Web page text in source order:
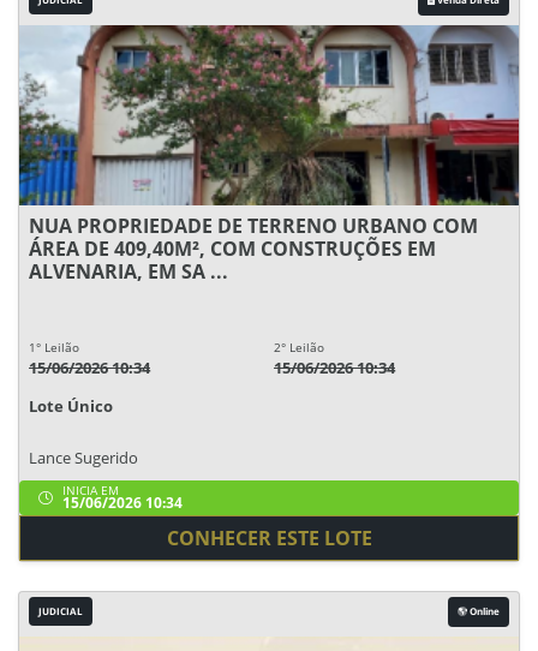
NUA PROPRIEDADE DE TERRENO URBANO COM
ÁREA DE 409,40M², COM CONSTRUÇÕES EM
ALVENARIA, EM SA ...
1° Leilão
15/06/2026 10:34
2° Leilão
15/06/2026 10:34
Lote Único
Lance Sugerido
INICIA EM
15/06/2026 10:34
CONHECER ESTE LOTE
JUDICIAL Online